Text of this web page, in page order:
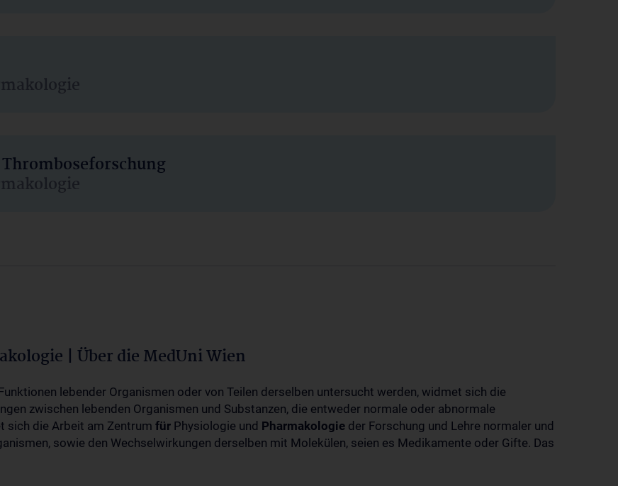
| Über die MedUni Wien
lebender Organismen oder von Teilen derselben untersucht werden, widmet sich die
zwischen lebenden Organismen und Substanzen, die entweder normale oder abnormale
sich die Arbeit am Zentrum für Physiologie und Pharmakologie der Forschung und Lehre normaler und
sowie den Wechselwirkungen derselben mit Molekülen, seien es Medikamente oder Gifte. Das